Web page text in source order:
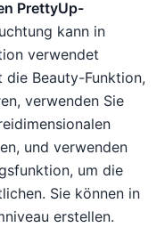
PrettyUp-
kann in
verwendet
die Beauty-Funktion,
verwenden Sie
und verwenden
um die
Sie können in
erstellen.